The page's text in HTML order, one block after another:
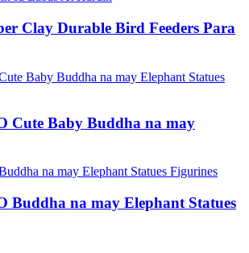
Clay Durable Bird Feeders Para
Cute Baby Buddha na may
Buddha na may Elephant Statues